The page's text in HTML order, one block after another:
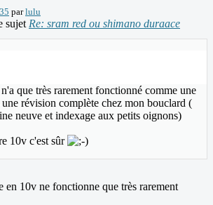
parlulu
sujet Re: sram red ou shimano duraace
que très rarement fonctionné comme une
révision complète chez mon bouclard (
neuve et indexage aux petits oignons)
10v c'est sûr
en 10v ne fonctionne que très rarement